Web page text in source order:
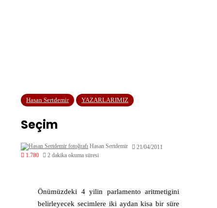
Hasan Sertdemir YAZARLARIMIZ
Seçim
Hasan Sertdemir
21/04/2011
1.780
2 dakika okuma süresi
Önümüzdeki 4 yilin parlamento aritmetigini
belirleyecek secimlere iki aydan kisa bir süre